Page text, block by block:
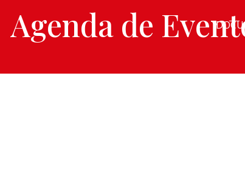
Agenda de